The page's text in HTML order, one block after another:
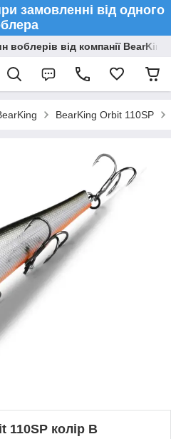
замовленні від одного
воблерів від компанії BearKing
BearKing Orbit 110SP
колір B